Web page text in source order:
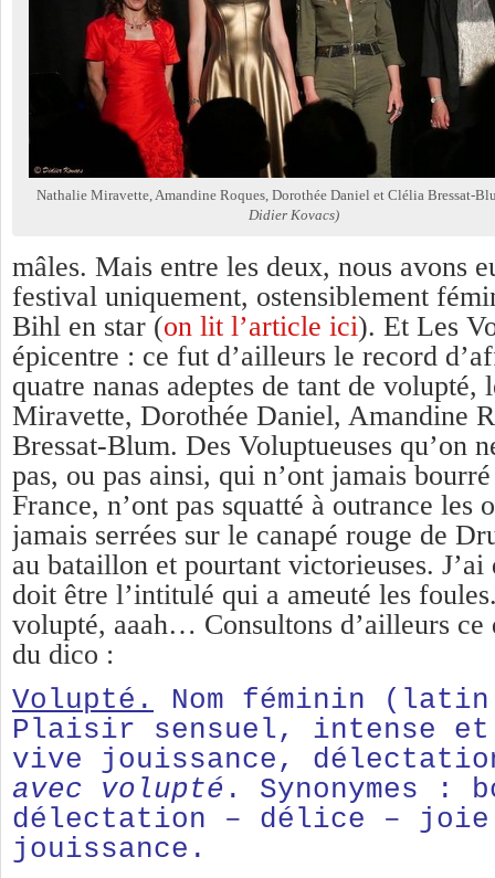
Nathalie Miravette, Amandine Roques, Dorothée Daniel et Clélia Bressat-
Didier Kovacs)
mâles. Mais entre les deux, nous avons
festival uniquement, ostensiblement
Bihl en star (on lit l’article ici). Et Les
épicentre : ce fut d’ailleurs le record
quatre nanas adeptes de tant de volupté,
Miravette, Dorothée Daniel, Amandine
Bressat-Blum. Des Voluptueuses qu’on
pas, ou pas ainsi, qui n’ont jamais
France, n’ont pas squatté à outrance les
jamais serrées sur le canapé rouge de
au bataillon et pourtant victorieuses. J’ai
doit être l’intitulé qui a ameuté les
volupté, aaah… Consultons d’ailleurs ce
du dico :
Volupté.
Nom féminin
Plaisir sensuel, intense
vive jouissance,
avec volupté . Synonymes :
délectation – délice –
jouissance.